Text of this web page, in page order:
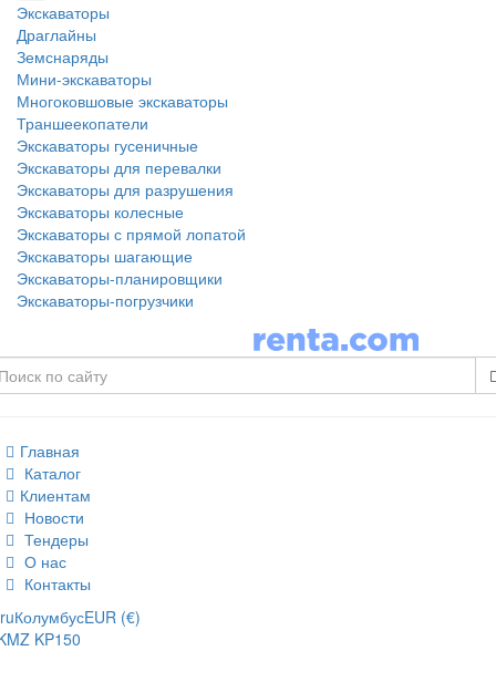
Экскаваторы
Драглайны
Земснаряды
Мини-экскаваторы
Многоковшовые экскаваторы
Траншеекопатели
Экскаваторы гусеничные
Экскаваторы для перевалки
Экскаваторы для разрушения
Экскаваторы колесные
Экскаваторы с прямой лопатой
Экскаваторы шагающие
Экскаваторы-планировщики
Экскаваторы-погрузчики
Главная
Каталог
Клиентам
Новости
Тендеры
О нас
Контакты
ruКолумбусEUR (€)
KP150